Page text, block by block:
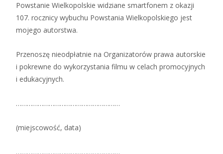
Powstanie Wielkopolskie widziane smartfonem z okazji
107. rocznicy wybuchu Powstania Wielkopolskiego jest
mojego autorstwa.
Przenoszę nieodpłatnie na Organizatorów prawa autorskie
i pokrewne do wykorzystania filmu w celach promocyjnych
i edukacyjnych.
…………………………………………………
(miejscowość, data)
…………………………………………………